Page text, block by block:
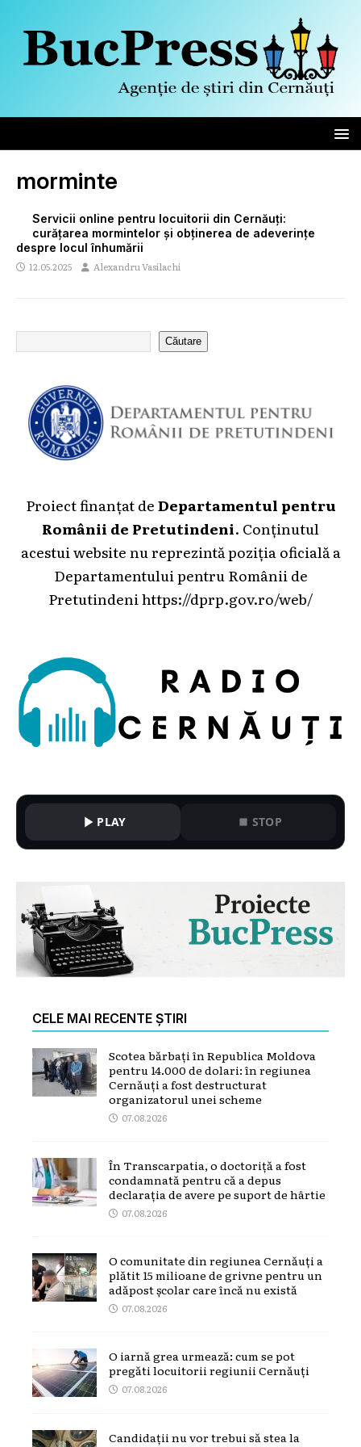
morminte
Servicii online pentru locuitorii din Cernăuți:
curățarea mormintelor și obținerea de adeverințe
despre locul înhumării
12.05.2025 Alexandru Vasilachi
Căutare
Proiect finanțat deDepartamentul pentru
Românii de Pretutindeni. Conținutul
acestui website nu reprezintă poziția oficială a
Departamentului pentru Românii de
Pretutindeni https://dprp.gov.ro/web/
PLAY STOP
CELE MAI RECENTE ȘTIRI
Scotea bărbați în Republica Moldova
pentru 14.000 de dolari: în regiunea
Cernăuți a fost destructurat
organizatorul unei scheme
07.08.2026
În Transcarpatia, o doctoriță a fost
condamnată pentru că a depus
declarația de avere pe suport de hârtie
07.08.2026
O comunitate din regiunea Cernăuți a
plătit 15 milioane de grivne pentru un
adăpost școlar care încă nu există
07.08.2026
O iarnă grea urmează: cum se pot
pregăti locuitorii regiunii Cernăuți
07.08.2026
Candidații nu vor trebui să stea la